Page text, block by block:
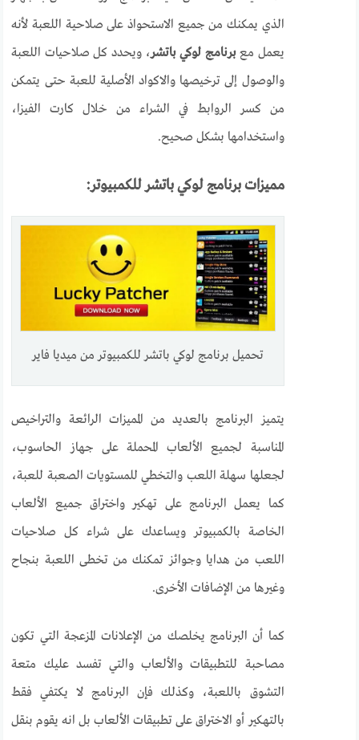
الذي يمكنك من جميع الاستحواذ على صلاحية اللعبة لأنه
يعمل معبرنامج لوكي باتشر، ويحدد كل صلاحيات اللعبة
والوصول إلى ترخيصها والاكواد الأصلية للعبة حتى يتمكن
من كسر الروابط في الشراء من خلال كارت الفيزا،
واستخدامها بشكل صحيح.
مميزات برنامج لوكي باتشر للكمبيوتر:
تحميل برنامج لوكي باتشر للكمبيوتر من ميديا فاير
يتميز البرنامج بالعديد من المميزات الرائعة والتراخيص
المناسبة لجميع الألعاب المحملة على جهاز الحاسوب،
لجعلها سهلة اللعب والتخطي للمستويات الصعبة للعبة،
كما يعمل البرنامج على تهكير واختراق جميع الألعاب
الخاصة بالكمبيوتر ويساعدك على شراء كل صلاحيات
اللعب من هدايا وجوائز تمكنك من تخطى اللعبة بنجاح
وغيرها من الإضافات الأخرى.
كما أن البرنامج يخلصك من الإعلانات المزعجة التي تكون
مصاحبة للتطبيقات والألعاب والتي تفسد عليك متعة
التشوق باللعبة، وكذلك فإن البرنامج لا يكتفي فقط
بالتهكير أو الاختراق على تطبيقات الألعاب بل انه يقوم بنقل